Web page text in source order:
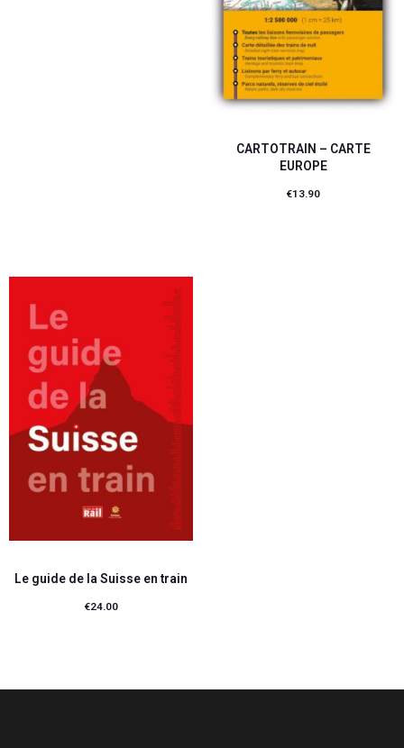
CARTOTRAIN – CARTE
EUROPE
€13.90
Le guide de la Suisse en train
€24.00